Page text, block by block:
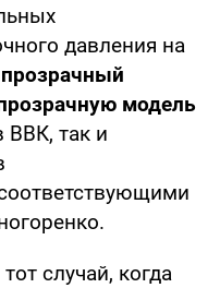
давления на
модель
ВВК, так и
случай, когда